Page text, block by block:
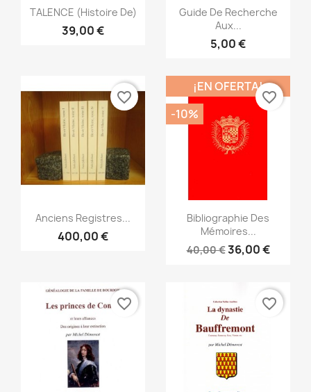
Vista rápida
TALENCE (Histoire De)
39,00 €
Vista rápida
Guide De Recherche
Aux...
5,00 €
Vista rápida
Anciens Registres...
400,00 €
favorite_border
Vista rápida
Bibliographie Des
Mémoires...
40,00 €36,00 €
¡EN OFERTA!
-10%
favorite_border
favorite_border favorite_border